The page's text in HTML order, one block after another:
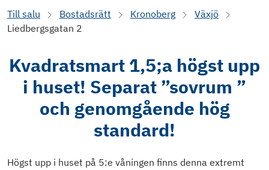
Till salu Bostadsrätt Kronoberg
Växjö
Liedbergsgatan 2
Kvadratsmart 1,5;a högst upp
i huset! Separat ”sovrum ”
och genomgående hög
standard!
Högst upp i huset på 5:e våningen finns denna extremt